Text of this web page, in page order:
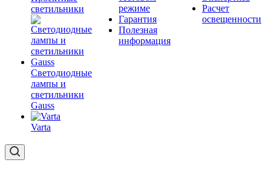
светильники
Светодиодные
лампы и
светильники
Gauss
Varta
режиме
Гарантия
Полезная
информация
Расчет
освещенности